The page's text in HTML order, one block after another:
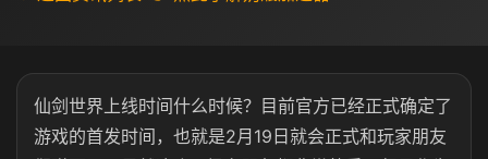
仙剑世界上线时间什么时候？目前官方已经正式确定了
游戏的首发时间，也就是2月19日就会正式和玩家朋友